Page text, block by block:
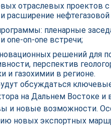
отраслевых проектов
расширение
пленарные
one-on-one встречи;
решений для
перспектив
и газохимии в регионе.
обсуждаться
на Дальнем Востоке
и новые возможности.
новых экспортных